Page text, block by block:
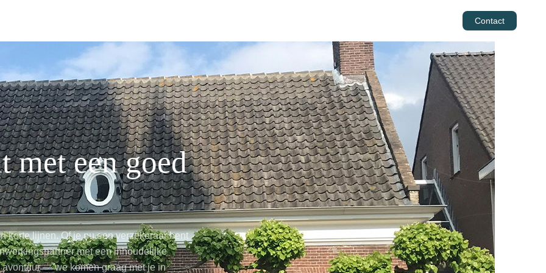
Contact
met een goed
korte lijnen. Of je nu een verzekeraar bent
met een inhoudelijke
— we komen graag met je in